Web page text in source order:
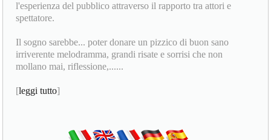
l'esperienza del pubblico attraverso il rapporto tra attori e
spettatore.
Il sogno sarebbe... poter donare un pizzico di buon sano
irriverente melodramma, grandi risate e sorrisi che non
mollano mai, riflessione,......
[leggi tutto]